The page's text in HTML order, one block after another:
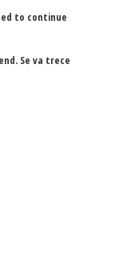
to continue
Se va trece